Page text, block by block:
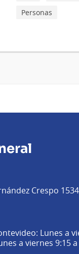
Personas
Crespo 1534
Lunes a
a viernes 9:15